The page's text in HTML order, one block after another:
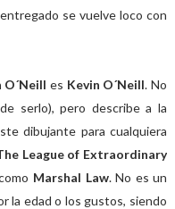
se vuelve loco con
O´Neilles Kevin O´Neill. No
serlo), pero describe a la
dibujante para cualquiera
League of Extraordinary
Marshal Law. No es un
la edad o los gustos, siendo